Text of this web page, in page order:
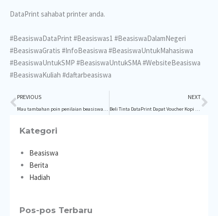
DataPrint sahabat printer anda.
#BeasiswaDataPrint #Beasiswas1 #BeasiswaDalamNegeri
#BeasiswaGratis #InfoBeasiswa #BeasiswaUntukMahasiswa
#BeasiswaUntukSMP #BeasiswaUntukSMA#WebsiteBeasiswa
#BeasiswaKuliah #daftarbeasiswa
Prev
PREVIOUS
Mau tambahan poin penilaian beasiswa?, ikuti TWIBBON Beasiswa DataPrint.
NEXT
Beli Tinta DataPrint Dapat Voucher Kopi Kenangan Atau Indomaret
Kategori
Beasiswa
Berita
Hadiah
Pos-pos Terbaru